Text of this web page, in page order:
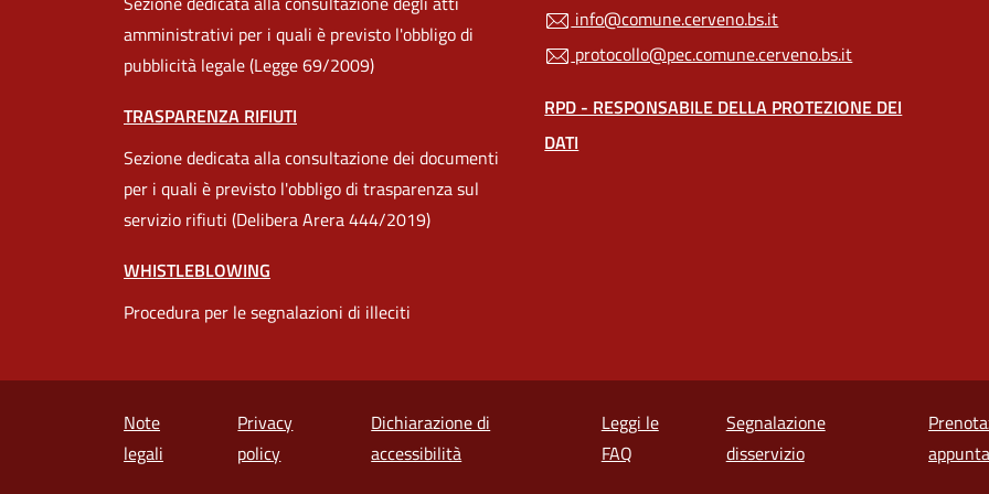
amministrativi per i quali è previsto l'obbligo di
pubblicità legale (Legge 69/2009)
TRASPARENZA RIFIUTI
Sezione dedicata alla consultazione dei documenti
per i quali è previsto l'obbligo di trasparenza sul
servizio rifiuti (Delibera Arera 444/2019)
WHISTLEBLOWING
Procedura per le segnalazioni di illeciti
info@comune.cerveno.bs.it
protocollo@pec.comune.cerveno.bs.it
RPD - RESPONSABILE DELLA PROTEZIONE DEI
DATI
Note
legali
Privacy
policy
Dichiarazione di
accessibilità (apre in un'altra scheda).
Leggi le
FAQ
Segnalazione
disservizio